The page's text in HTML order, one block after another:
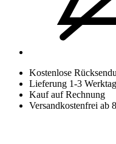
Kostenlose
Lieferung 1-3
Kauf auf Rechnung
Versandkostenfrei ab